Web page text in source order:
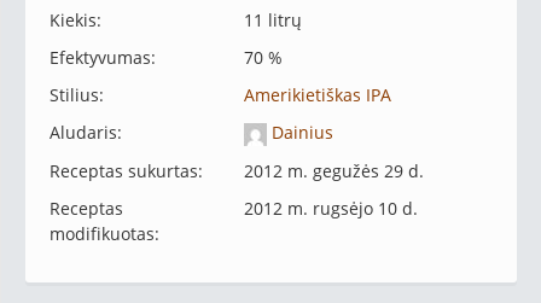
Kiekis:
11 litrų
Efektyvumas:
70 %
Stilius:
Amerikietiškas IPA
Aludaris:
Dainius
Receptas sukurtas:
2012 m. gegužės 29 d.
Receptas
modifikuotas:
2012 m. rugsėjo 10 d.